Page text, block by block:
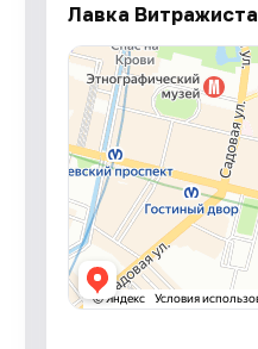
Лавка Витражиста